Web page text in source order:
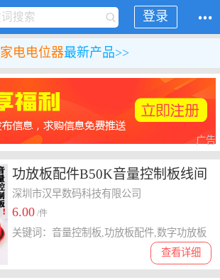
登录
家电电位器最新产品>>
广告
功放板配件B50K音量控制板线间
距2.0mm和2.54mm可选双声道音
频调节
深圳市汉早数码科技有限公司
6.00 /件
查看详细
关键词：音量控制板,功放板配件,数字功放板